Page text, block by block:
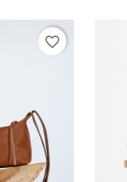
favorite_border